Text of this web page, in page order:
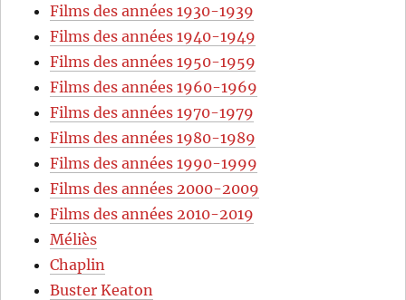
Films des années 1930-1939
Films des années 1940-1949
Films des années 1950-1959
Films des années 1960-1969
Films des années 1970-1979
Films des années 1980-1989
Films des années 1990-1999
Films des années 2000-2009
Films des années 2010-2019
Méliès
Chaplin
Buster Keaton